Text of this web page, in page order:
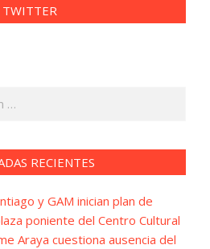
TWITTER
RECIENTES
y GAM inician plan de
poniente del Centro Cultural
Araya cuestiona ausencia del